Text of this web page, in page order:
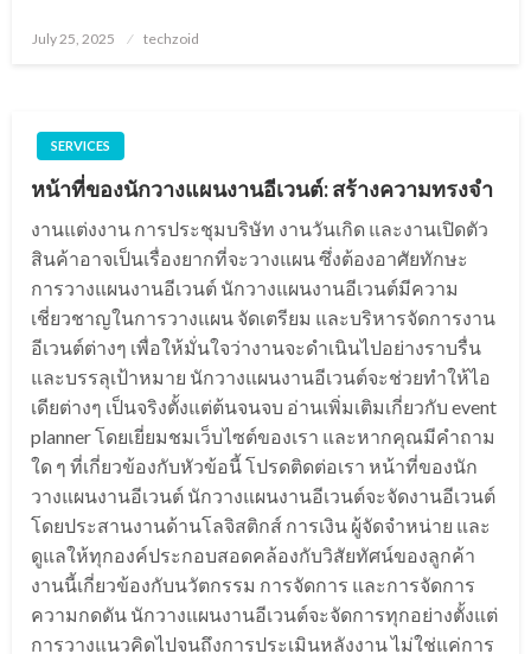
Posted
July 25, 2025 techzoid
SERVICES
หน้าที่ของนักวางแผนงานอีเวนต์: สร้างความทรงจำ
งานแต่งงาน การประชุมบริษัท งานวันเกิด และงานเปิดตัว
สินค้าอาจเป็นเรื่องยากที่จะวางแผน ซึ่งต้องอาศัยทักษะ
การวางแผนงานอีเวนต์ นักวางแผนงานอีเวนต์มีความ
เชี่ยวชาญในการวางแผน จัดเตรียม และบริหารจัดการงาน
อีเวนต์ต่างๆ เพื่อให้มั่นใจว่างานจะดำเนินไปอย่างราบรื่น
และบรรลุเป้าหมาย นักวางแผนงานอีเวนต์จะช่วยทำให้ไอ
เดียต่างๆ เป็นจริงตั้งแต่ต้นจนจบ อ่านเพิ่มเติมเกี่ยวกับ event
planner โดยเยี่ยมชมเว็บไซต์ของเรา และหากคุณมีคำถาม
ใด ๆ ที่เกี่ยวข้องกับหัวข้อนี้ โปรดติดต่อเรา หน้าที่ของนัก
วางแผนงานอีเวนต์ นักวางแผนงานอีเวนต์จะจัดงานอีเวนต์
โดยประสานงานด้านโลจิสติกส์ การเงิน ผู้จัดจำหน่าย และ
ดูแลให้ทุกองค์ประกอบสอดคล้องกับวิสัยทัศน์ของลูกค้า
งานนี้เกี่ยวข้องกับนวัตกรรม การจัดการ และการจัดการ
ความกดดัน นักวางแผนงานอีเวนต์จะจัดการทุกอย่างตั้งแต่
การวางแนวคิดไปจนถึงการประเมินหลังงาน ไม่ใช่แค่การ